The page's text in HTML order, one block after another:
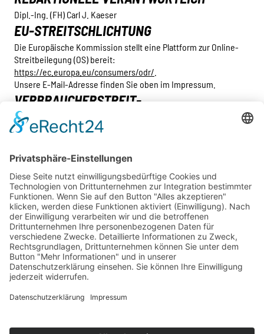
Dipl.-Ing. (FH) Carl J. Kaeser
EU-STREITSCHLICHTUNG
Die Europäische Kommission stellt eine Plattform zur Online-
Streitbeilegung (OS) bereit:
https://ec.europa.eu/consumers/odr/
Unsere E-Mail-Adresse finden Sie oben im Impressum.
VERBRAUCHER­STREIT­
BEILEGUNG/UNIVERSAL­SCHLICHTUNGS­
Wir sind nicht bereit oder verpflichtet, an
Verbraucherschlichtungsstelle teilzunehmen.